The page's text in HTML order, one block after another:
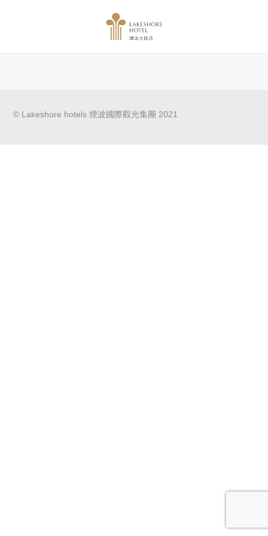
© Lakeshore hotels煙波國際觀光集團 2021